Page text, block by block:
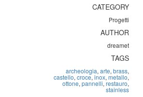
CATEGORY
Progetti
AUTHOR
dreamet
TAGS
archeologia, arte, brass,
castello, croce, inox, metallo,
ottone, pannelli, restauro,
stainless